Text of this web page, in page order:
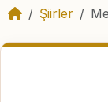
Şiirler